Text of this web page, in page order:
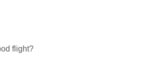
flight?